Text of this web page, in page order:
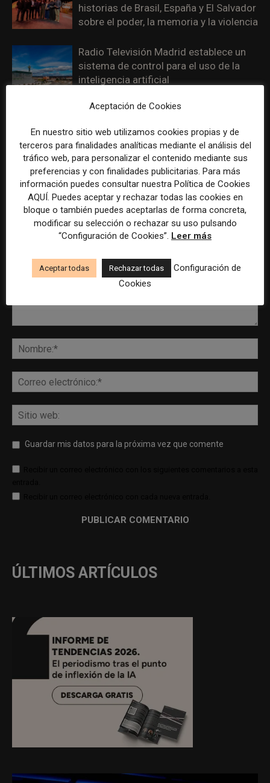
historias de Brasil, España y El Salvador
sobre el poder, la memoria y la violencia
Radio Televisión Madrid establece un
sistema de control para el uso de la
inteligencia artificial
ADEPA crea un premio especial para la
Mundial 2026
DEJA UNA RESPUESTA
Guardar mis datos para la próxima vez que comente
ÚLTIMOS ARTÍCULOS
Aceptación de Cookies
En nuestro sitio web utilizamos cookies propias y de
terceros para finalidades analíticas mediante el análisis del
tráfico web, para personalizar el contenido mediante sus
preferencias y con finalidades publicitarias. Para más
información puedes consultar nuestra Política de Cookies
AQUÍ. Puedes aceptar y rechazar todas las cookies en
bloque o también puedes aceptarlas de forma concreta,
modificar su selección o rechazar su uso pulsando
“Configuración de Cookies”. Leer más
Aceptar todas Rechazar todas
Configuración de
Cookies